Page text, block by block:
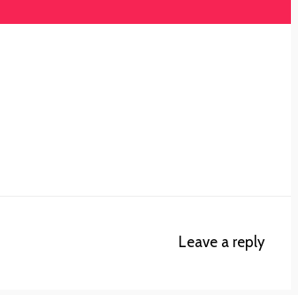
zwiększyć
Leave a reply